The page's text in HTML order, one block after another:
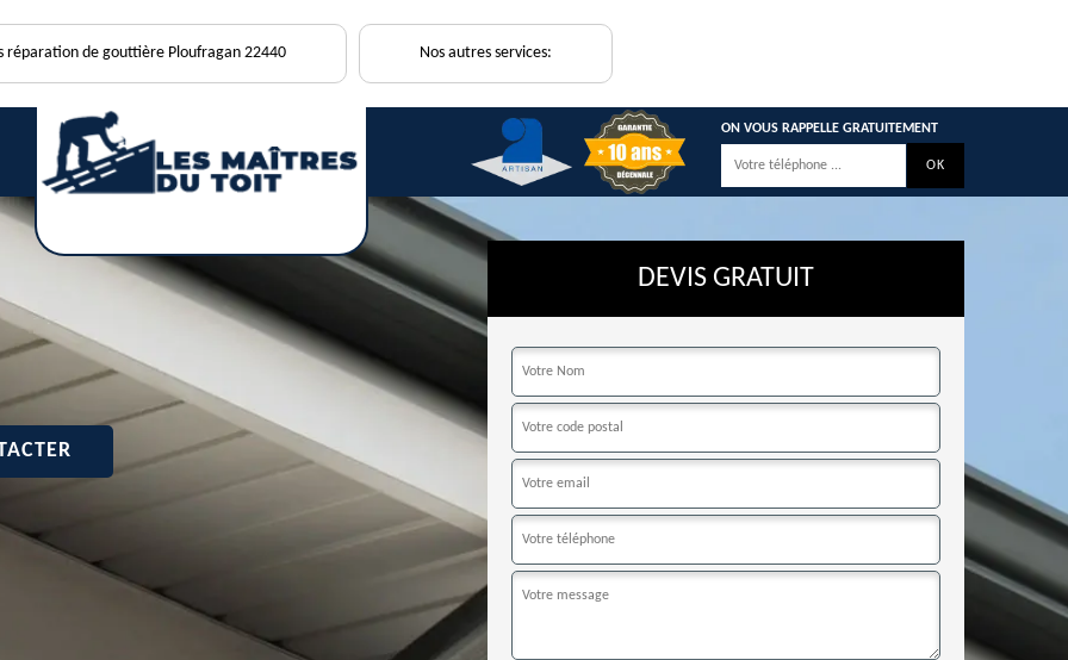
réparation de gouttière Ploufragan 22440 Nos autres services:
ON VOUS RAPPELLE GRATUITEMENT
DEVIS GRATUIT